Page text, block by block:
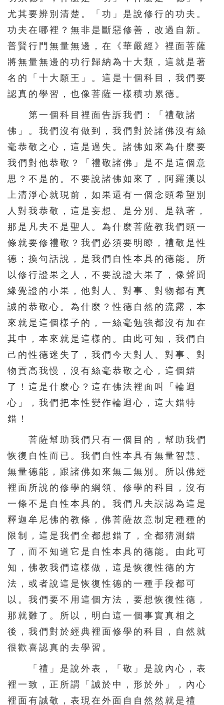
尤其要辨別清楚。「功」是說修行的功夫。
功夫在哪裡？無非是斷惡修善，改過自新。
普賢行門無量無邊，在《華嚴經》裡面菩薩
將無量無邊的功行歸納為十大類，這就是著
名的「十大願王」。這是十個科目，我們要
認真的學習，也像菩薩一樣積功累德。
第一個科目裡面告訴我們：「禮敬諸
佛」。我們沒有做到，我們對於諸佛沒有絲
毫恭敬之心，這是過失。諸佛如來為什麼要
我們對他恭敬？「禮敬諸佛」是不是這個意
思？不是的。不要說諸佛如來了，阿羅漢以
上清淨心就現前，如果還有一個念頭希望別
人對我恭敬，這是妄想、是分別、是執著，
那是凡夫不是聖人。為什麼菩薩教我們頭一
條就要修禮敬？我們必須要明瞭，禮敬是性
德；換句話說，是我們自性本具的德能。所
以修行證果之人，不要說證大果了，像聲聞
緣覺證的小果，他對人、對事、對物都有真
誠的恭敬心。為什麼？性德自然的流露，本
來就是這個樣子的，一絲毫勉強都沒有加在
其中，本來就是這樣的。由此可知，我們自
己的性德迷失了，我們今天對人、對事、對
物貢高我慢，沒有絲毫恭敬之心，這個錯
了！這是什麼心？這在佛法裡面叫「輪迴
心」，我們把本性變作輪迴心，這大錯特
錯！
菩薩幫助我們只有一個目的，幫助我們
恢復自性而已。我們自性本具有無量智慧、
無量德能，跟諸佛如來無二無別。所以佛經
裡面所說的修學的綱領、修學的科目，沒有
一條不是自性本具的。我們凡夫誤認為這是
釋迦牟尼佛的教條，佛菩薩故意制定種種的
限制，這是我們全都想錯了，全都猜測錯
了，而不知道它是自性本具的德能。由此可
知，佛教我們這樣做，這是恢復性德的方
法，或者說這是恢復性德的一種手段都可
以。我們要不用這個方法，要想恢復性德，
那就難了。所以，明白這一個事實真相之
後，我們對於經典裡面修學的科目，自然就
很歡喜認真的去學習。
「禮」是說外表，「敬」是說內心，表
裡一致，正所謂「誠於中，形於外」，內心
裡面有誠敬，表現在外面自自然然就是禮